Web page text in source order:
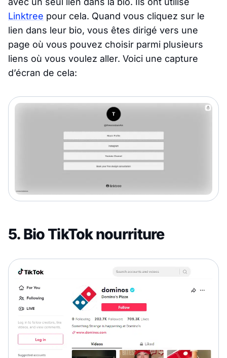
Linktree pour cela. Quand vous cliquez sur le
lien dans leur bio, vous êtes dirigé vers une
page où vous pouvez choisir parmi plusieurs
liens où vous voulez aller. Voici une capture
d’écran de cela:
5. Bio TikTok nourriture